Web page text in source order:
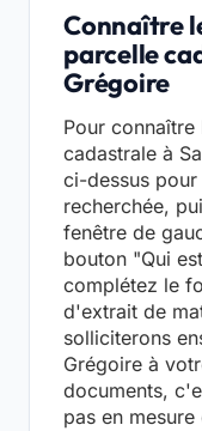
Connaître
parcelle
Grégoire
Pour
cadastrale à
ci-dessus
recherchée,
fenêtre de
bouton "Qui
complétez le
d'extrait de
solliciterons
Grégoire à
documents,
pas en